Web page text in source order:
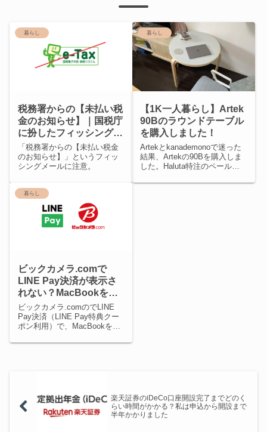
暮らし
税務署からの【未払い税
金のお知らせ】｜国税庁
に扮したフィッシングメ
ールに注意
「税務署からの【未払い税金
のお知らせ】」というフィッ
シングメールに注意。
暮らし
【1K一人暮らし】Artek
90Bのラウンドテーブル
を購入しました！
Artekとkanademonoで迷った
結果、Artekの90Bを購入しま
した。Haluta特注のペールグ
らかい色味でおすすめです。
暮らし
ビックカメラ.comで
LINE Pay決済が表示さ
れない？MacBookを買
おうとしたときに表示さ
れなかった理由を調べた
ビックカメラ.comのでLINE
Pay決済（LINE Pay特典クー
ポン利用）で、MacBookを購
きなかった理由を記録しま
楽天証券のiDeCo口座開設完了までどのく
らい時間がかかる？私は申込から開設まで
半年かかりました